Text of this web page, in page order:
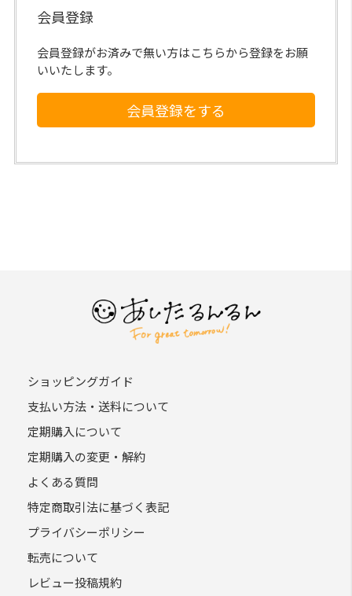
会員登録
会員登録がお済みで無い方はこちらから登録をお願
いいたします。
会員登録をする
ショッピングガイド
支払い方法・送料について
定期購入について
定期購入の変更・解約
よくある質問
特定商取引法に基づく表記
プライバシーポリシー
転売について
レビュー投稿規約